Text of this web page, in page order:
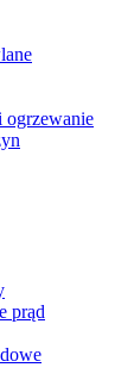
ogrzewanie
prąd